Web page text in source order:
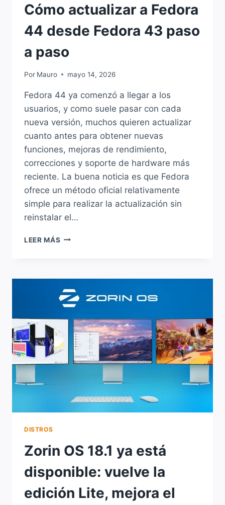
Cómo actualizar a Fedora
44 desde Fedora 43 paso
a paso
Por Mauro mayo 14, 2026
Fedora 44 ya comenzó a llegar a los
usuarios, y como suele pasar con cada
nueva versión, muchos quieren actualizar
cuanto antes para obtener nuevas
funciones, mejoras de rendimiento,
correcciones y soporte de hardware más
reciente. La buena noticia es que Fedora
ofrece un método oficial relativamente
simple para realizar la actualización sin
reinstalar el…
LEER MÁS CÓMO
44
DESDE
FEDORA
PASO
PASO
DISTROS
Zorin OS 18.1 ya está
disponible: vuelve la
edición Lite, mejora el